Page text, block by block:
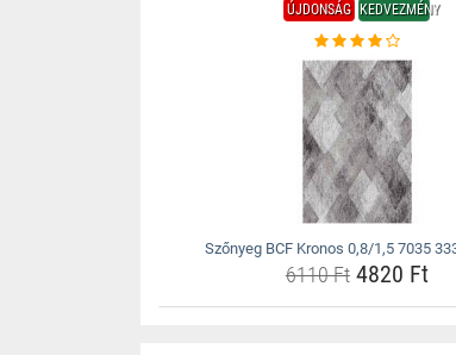
ÚJDONSÁG KEDVEZMÉNY
Szőnyeg BCF Kronos 0,8/1,5 7035
6110 Ft4820 Ft